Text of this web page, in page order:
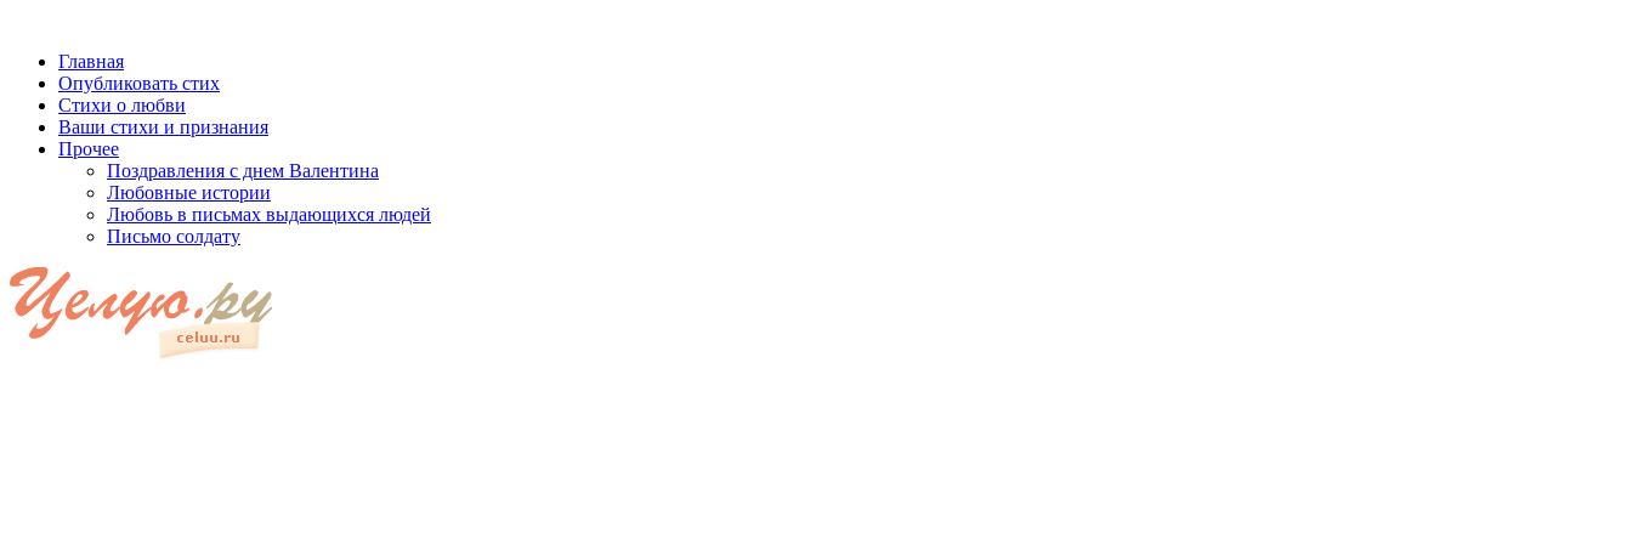
Главная
Опубликовать стих
Стихи о любви
Ваши стихи и признания
Прочее
Поздравления с днем Валентина
Любовные истории
Любовь в письмах выдающихся людей
Письмо солдату